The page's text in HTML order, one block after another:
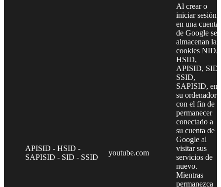
APISID - HSID -
SAPISID - SID - SSID
youtube.com
Al crear o
iniciar sesión
en una cuenta
de Google se
almacenan las
cookies NID,
HSID,
APISID, SID,
SSID,
SAPISID, en
su ordenador
con el fin de
permanecer
conectado a
su cuenta de
Google al
visitar sus
servicios de
nuevo.
Mientras
permanezca